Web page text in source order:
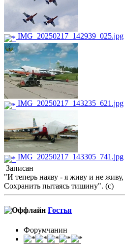
IMG_20250217_142939_025.jpg
IMG_20250217_143235_621.jpg
IMG_20250217_143305_741.jpg
Записан
"И теперь наяву - я живу и не живу,
Сохранить пытаясь тишину". (с)
Гостья
Форумчанин